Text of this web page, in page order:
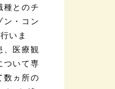
種とのチ
ン・コン
いま
、医療観
ついて専
数ヵ所の